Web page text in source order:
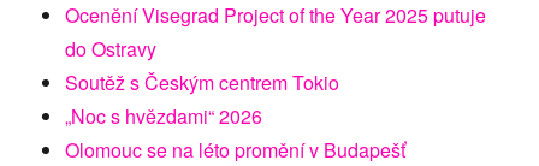
Ocenění Visegrad Project of the Year 2025 putuje
do Ostravy
Soutěž s Českým centrem Tokio
„Noc s hvězdami“ 2026
Olomouc se na léto promění v Budapešť